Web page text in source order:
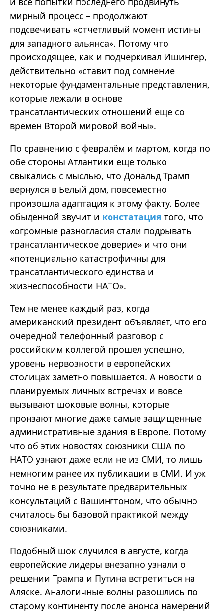
мирный процесс – продолжают
подсвечивать «отчетливый момент истины
для западного альянса». Потому что
происходящее, как и подчеркивал Ишингер,
действительно «ставит под сомнение
некоторые фундаментальные представления,
которые лежали в основе
трансатлантических отношений еще со
времен Второй мировой войны».
По сравнению с февралём и мартом, когда по
обе стороны Атлантики еще только
свыкались с мыслью, что Дональд Трамп
вернулся в Белый дом, повсеместно
произошла адаптация к этому факту. Более
обыденной звучит и констатация того, что
«огромные разногласия стали подрывать
трансатлантическое доверие» и что они
«потенциально катастрофичны для
трансатлантического единства и
жизнеспособности НАТО».
Тем не менее каждый раз, когда
американский президент объявляет, что его
очередной телефонный разговор с
российским коллегой прошел успешно,
уровень нервозности в европейских
столицах заметно повышается. А новости о
планируемых личных встречах и вовсе
вызывают шоковые волны, которые
пронзают многие даже самые защищенные
административные здания в Европе. Потому
что об этих новостях союзники США по
НАТО узнают даже если не из СМИ, то лишь
немногим ранее их публикации в СМИ. И уж
точно не в результате предварительных
консультаций с Вашингтоном, что обычно
считалось бы базовой практикой между
союзниками.
Подобный шок случился в августе, когда
европейские лидеры внезапно узнали о
решении Трампа и Путина встретиться на
Аляске. Аналогичные волны разошлись по
старому континенту после анонса намерений